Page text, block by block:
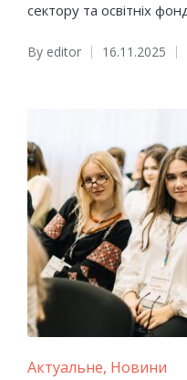
сектору та освітніх
Posted
By editor 16.11.2025
Posted
Актуальне Новини